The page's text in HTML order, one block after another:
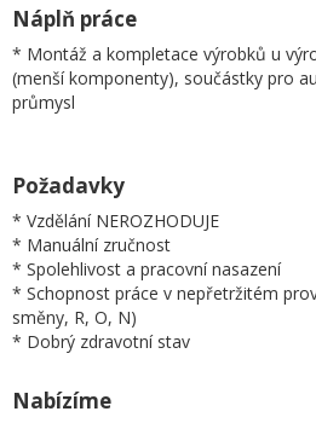
Náplň práce
* Montáž a kompletace výrobků u
(menší komponenty), součástky pro
průmysl
Požadavky
* Vzdělání NEROZHODUJE
* Manuální zručnost
* Spolehlivost a pracovní nasazení
* Schopnost práce v nepřetržitém
směny, R, O, N)
* Dobrý zdravotní stav
Nabízíme